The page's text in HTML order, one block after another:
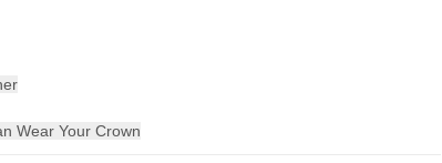
Wear Your Crown